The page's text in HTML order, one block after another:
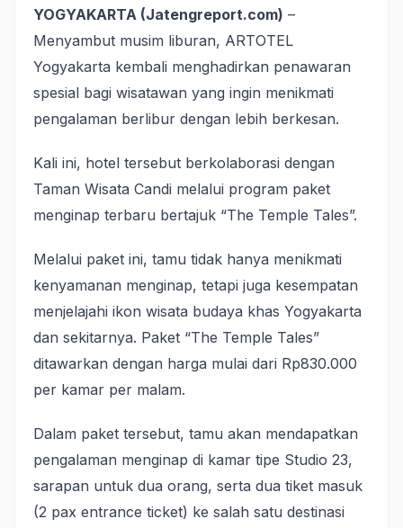
YOGYAKARTA (Jatengreport.com) –
Menyambut musim liburan, ARTOTEL
Yogyakarta kembali menghadirkan penawaran
spesial bagi wisatawan yang ingin menikmati
pengalaman berlibur dengan lebih berkesan.
Kali ini, hotel tersebut berkolaborasi dengan
Taman Wisata Candi melalui program paket
menginap terbaru bertajuk “The Temple Tales”.
Melalui paket ini, tamu tidak hanya menikmati
kenyamanan menginap, tetapi juga kesempatan
menjelajahi ikon wisata budaya khas Yogyakarta
dan sekitarnya. Paket “The Temple Tales”
ditawarkan dengan harga mulai dari Rp830.000
per kamar per malam.
Dalam paket tersebut, tamu akan mendapatkan
pengalaman menginap di kamar tipe Studio 23,
sarapan untuk dua orang, serta dua tiket masuk
(2 pax entrance ticket) ke salah satu destinasi